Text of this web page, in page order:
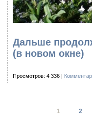
Дальше
(в новом окне)
Просмотров: 4 336 |
1 2